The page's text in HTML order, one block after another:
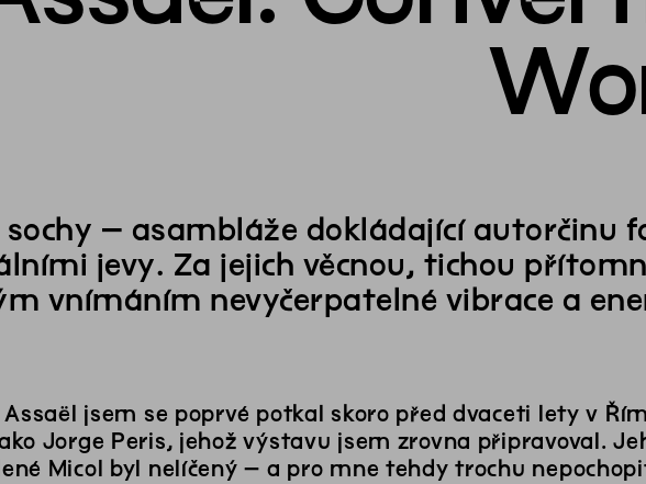
– asambláže dokládající autorčinu
jevy. Za jejich věcnou, tichou
vnímáním nevyčerpatelné vibrace a
Assaël jsem se poprvé potkal skoro před dvaceti lety v
Jorge Peris, jehož výstavu jsem zrovna připravoval.
Micol byl nelíčený – a pro mne tehdy trochu